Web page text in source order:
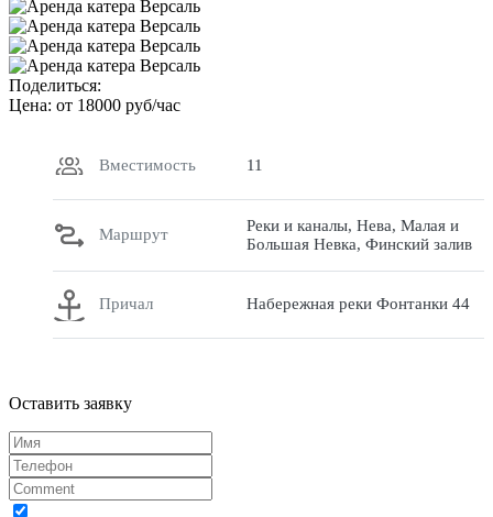
Поделиться:
Цена: от 18000 руб/час
Вместимость 11
Маршрут
Реки и каналы, Нева, Малая и
Большая Невка, Финский залив
Причал Набережная реки Фонтанки 44
Оставить заявку